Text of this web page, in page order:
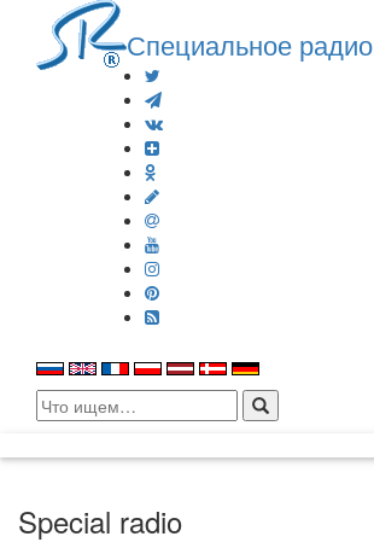
Специальное радио
Search
for:
Special radio